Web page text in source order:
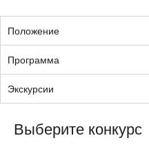
Положение
Программа
Экскурсии
Выберите конкурс